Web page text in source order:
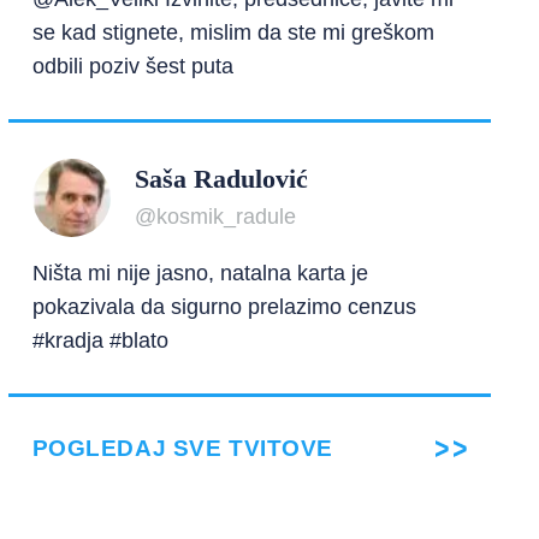
se kad stignete, mislim da ste mi greškom
odbili poziv šest puta
Saša Radulović
@kosmik_radule
Ništa mi nije jasno, natalna karta je
pokazivala da sigurno prelazimo cenzus
#kradja #blato
POGLEDAJ SVE TVITOVE